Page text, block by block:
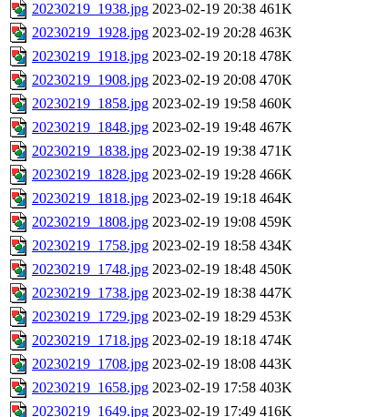
20230219_1938.jpg 2023-02-19 20:38 461K
20230219_1928.jpg 2023-02-19 20:28 463K
20230219_1918.jpg 2023-02-19 20:18 478K
20230219_1908.jpg 2023-02-19 20:08 470K
20230219_1858.jpg 2023-02-19 19:58 460K
20230219_1848.jpg 2023-02-19 19:48 467K
20230219_1838.jpg 2023-02-19 19:38 471K
20230219_1828.jpg 2023-02-19 19:28 466K
20230219_1818.jpg 2023-02-19 19:18 464K
20230219_1808.jpg 2023-02-19 19:08 459K
20230219_1758.jpg 2023-02-19 18:58 434K
20230219_1748.jpg 2023-02-19 18:48 450K
20230219_1738.jpg 2023-02-19 18:38 447K
20230219_1729.jpg 2023-02-19 18:29 453K
20230219_1718.jpg 2023-02-19 18:18 474K
20230219_1708.jpg 2023-02-19 18:08 443K
20230219_1658.jpg 2023-02-19 17:58 403K
20230219_1649.jpg 2023-02-19 17:49 416K